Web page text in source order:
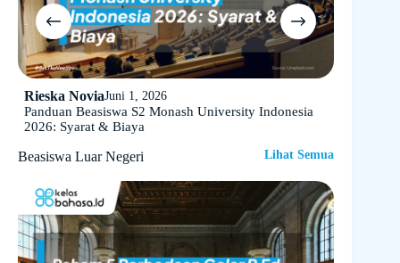
Rieska NoviaJuni 1, 2026
Panduan Beasiswa S2 Monash University Indonesia
2026: Syarat & Biaya
Beasiswa Luar Negeri Lihat Semua